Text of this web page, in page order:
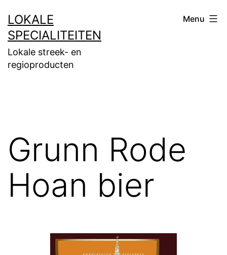
naar
de
inhoud
LOKALE
SPECIALITEITEN
Lokale streek- en
regioproducten
Menu
Grunn Rode
Hoan bier